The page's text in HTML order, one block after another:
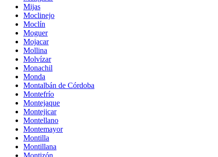
Mijas
Moclinejo
Moclín
Moguer
Mojacar
Mollina
Molvízar
Monachil
Monda
Montalbán de Córdoba
Montefrío
Montejaque
Montejicar
Montellano
Montemayor
Montilla
Montillana
Montizón